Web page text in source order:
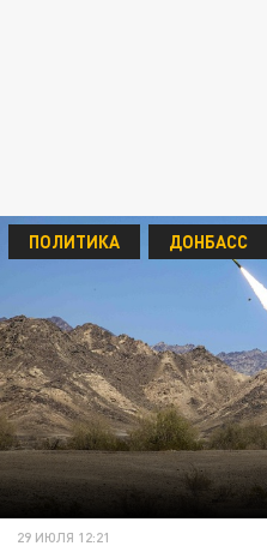
ПОЛИТИКА ДОНБАСС
29 ИЮЛЯ 12:21